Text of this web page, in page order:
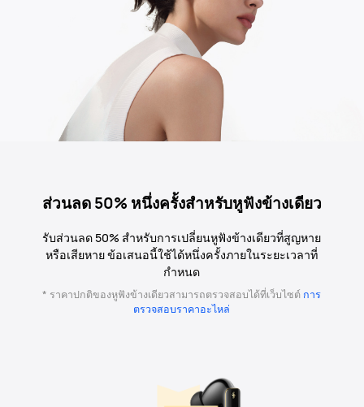
ส่วนลด 50% หนึ่งครั้งสำหรับหูฟังข้างเดียว
รับส่วนลด 50% สำหรับการเปลี่ยนหูฟังข้างเดียวที่สูญหาย
หรือเสียหาย ข้อเสนอนี้ใช้ได้หนึ่งครั้งภายในระยะเวลาที่
กำหนด
* ราคาปกติของหูฟังข้างเดียวสามารถตรวจสอบได้ที่เว็บไซต์ การ
ตรวจสอบราคาอะไหล่